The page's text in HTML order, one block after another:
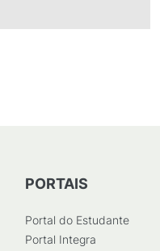
PORTAIS
Portal do Estudante
Portal Integra